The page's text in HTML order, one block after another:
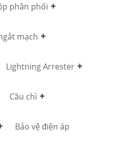
phân phối
mạch
Lightning Arrester
Cầu chì
Bảo vệ điện áp